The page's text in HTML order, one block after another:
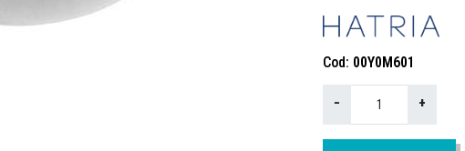
Cod 00Y0M601
− +